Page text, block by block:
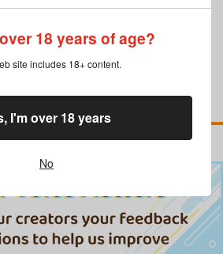
18 years of age?
site includes 18+ content.
No
I'm over 18 years